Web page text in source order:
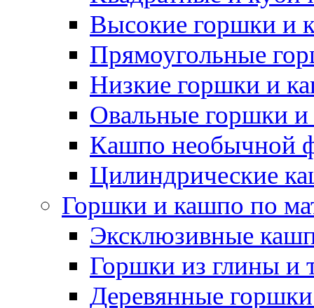
Высокие горшки и
Прямоугольные
Низкие горшки и
Овальные горшки
Кашпо необычной
Цилиндрические
Горшки и кашпо по
Эксклюзивные
Горшки из глины и
Деревянные